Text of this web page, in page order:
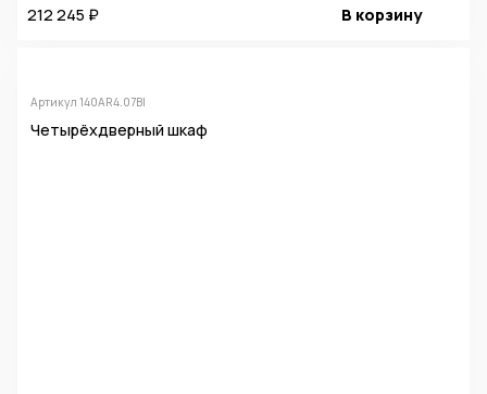
212 245 ₽ В корзину
Артикул 140AR4.07BI
Четырёхдверный шкаф